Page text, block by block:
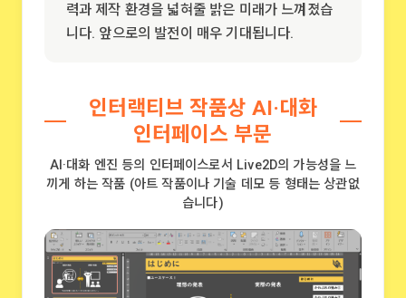
력과 제작 환경을 넓혀줄 밝은 미래가 느껴졌습
니다. 앞으로의 발전이 매우 기대됩니다.
인터랙티브 작품상 AI·대화
인터페이스 부문
AI·대화 엔진 등의 인터페이스로서 Live2D의 가능성을 느
끼게 하는 작품 (아트 작품이나 기술 데모 등 형태는 상관없
습니다)